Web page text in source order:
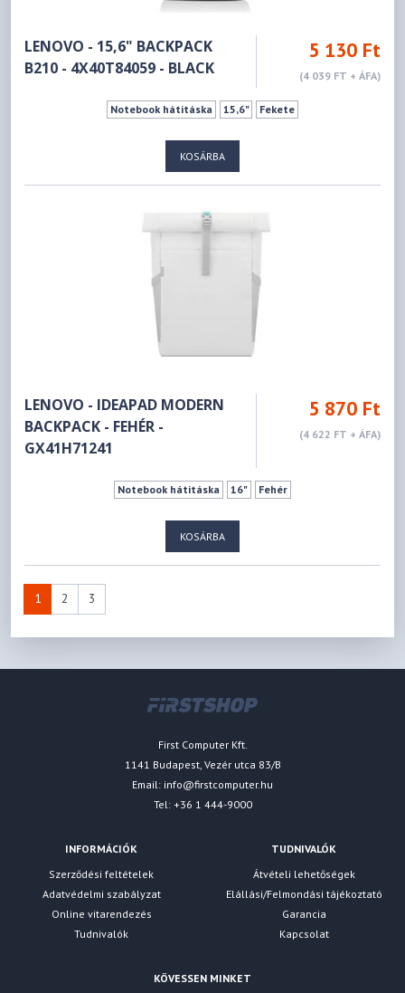
LENOVO - 15,6" BACKPACK
B210 - 4X40T84059 - BLACK
5 130 Ft
(4 039 FT + ÁFA)
Notebook hátitáska 15,6" Fekete
KOSÁRBA
LENOVO - IDEAPAD MODERN
BACKPACK - FEHÉR -
GX41H71241
5 870 Ft
(4 622 FT + ÁFA)
Notebook hátitáska 16" Fehér
KOSÁRBA
1 2 3
First Computer Kft.
1141 Budapest, Vezér utca 83/B
Email: info@firstcomputer.hu
Tel: +36 1 444-9000
INFORMÁCIÓK
Szerződési feltételek
Adatvédelmi szabályzat
Online vitarendezés
Tudnivalók
TUDNIVALÓK
Átvételi lehetőségek
Elállási/Felmondási tájékoztató
Garancia
Kapcsolat
KÖVESSEN MINKET